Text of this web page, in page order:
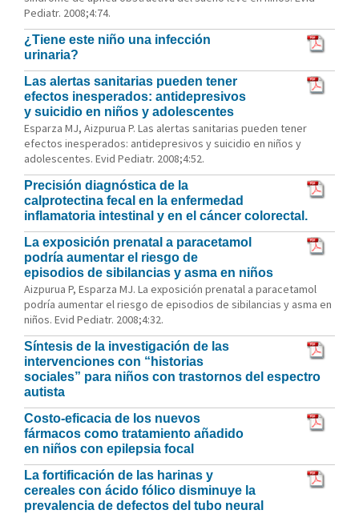
Pediatr. 2008;4:74.
¿Tiene este niño una infección
urinaria?
Las alertas sanitarias pueden tener
efectos inesperados: antidepresivos
y suicidio en niños y adolescentes
Esparza MJ, Aizpurua P. Las alertas sanitarias pueden tener
efectos inesperados: antidepresivos y suicidio en niños y
adolescentes. Evid Pediatr. 2008;4:52.
Precisión diagnóstica de la
calprotectina fecal en la enfermedad
inflamatoria intestinal y en el cáncer colorectal.
La exposición prenatal a paracetamol
podría aumentar el riesgo de
episodios de sibilancias y asma en niños
Aizpurua P, Esparza MJ. La exposición prenatal a paracetamol
podría aumentar el riesgo de episodios de sibilancias y asma en
niños. Evid Pediatr. 2008;4:32.
Síntesis de la investigación de las
intervenciones con “historias
sociales” para niños con trastornos del espectro
autista
Costo-eficacia de los nuevos
fármacos como tratamiento añadido
en niños con epilepsia focal
La fortificación de las harinas y
cereales con ácido fólico disminuye la
prevalencia de defectos del tubo neural